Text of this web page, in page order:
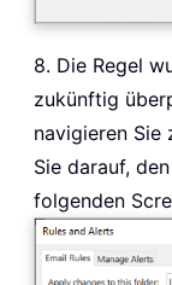
8. Die Regel
zukünftig
navigieren Sie
Sie darauf,
folgenden